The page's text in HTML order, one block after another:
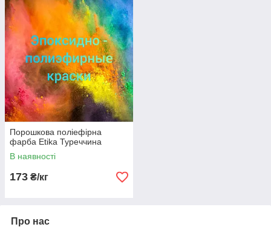
Порошкова поліефірна
фарба Etika Туреччина
В наявності
173 ₴/кг
Про нас